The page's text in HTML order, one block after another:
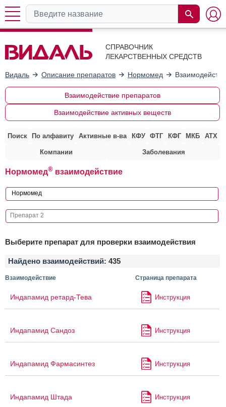
СПРАВОЧНИК
ЛЕКАРСТВЕННЫХ СРЕДСТВ
Видаль Описание препаратов Нормомед
Взаимодействие препаратов
Взаимодействие активных веществ
Поиск По алфавиту Активные в-ва КФУ ФТГ КФГ МКБ АТХ
Компании Заболевания
Нормомед® взаимодействие
Выберите препарат для проверки взаимодействия
Найдено взаимодействий: 435
Взаимодействие Страница препарата
Индапамид ретард-Тева Инструкция
Индапамид Сандоз Инструкция
Индапамид Фармасинтез Инструкция
Индапамид Штада Инструкция